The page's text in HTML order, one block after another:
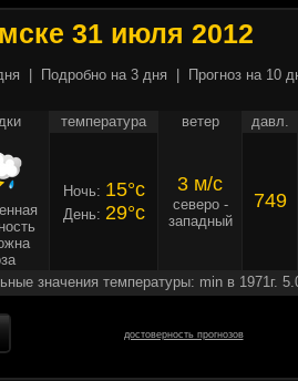
31 июля 2012
Подробно на 3 дня Прогноз на 10
температура ветер давл.
Ночь: 15°c
День: 29°c
3 м/c
северо -
западный
749
значения температуры: min в 1971г.
достоверность прогнозов